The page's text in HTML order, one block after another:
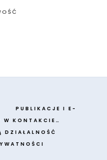
PUBLIKACJE I E-
W KONTAKCIE…
DZIAŁALNOŚĆ